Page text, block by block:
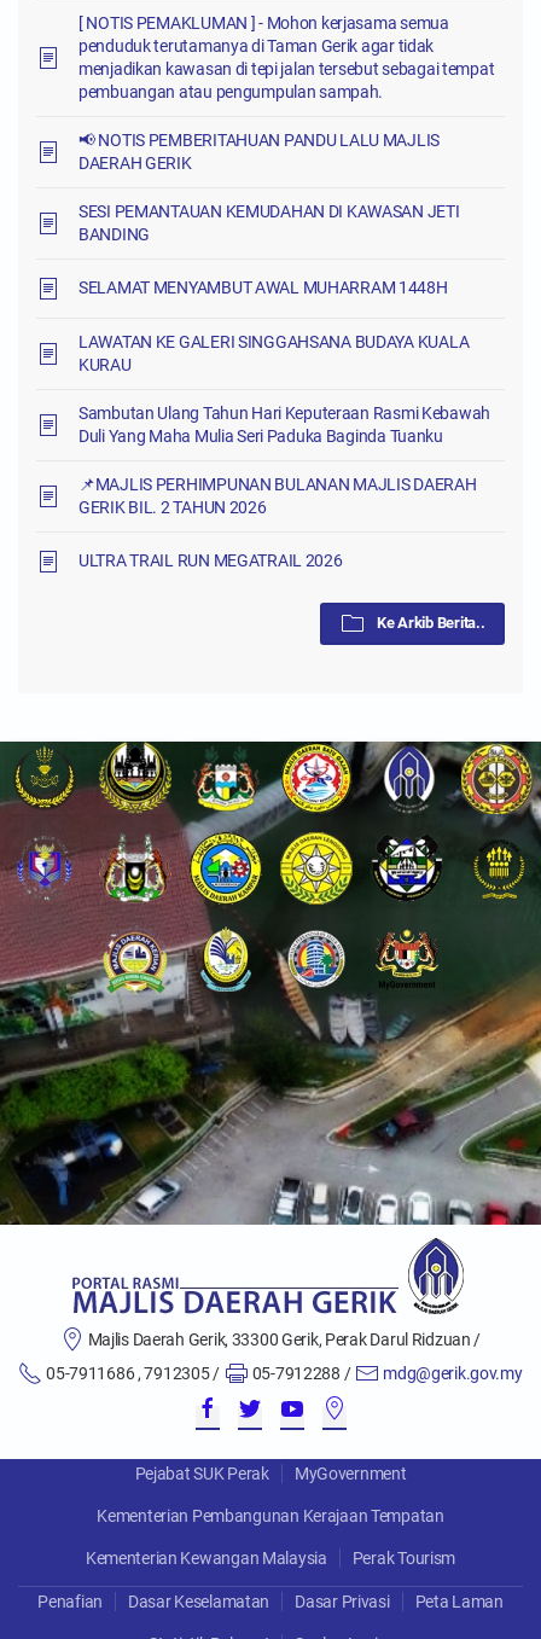
[ NOTIS PEMAKLUMAN ] - Mohon kerjasama semua
penduduk terutamanya di Taman Gerik agar tidak
menjadikan kawasan di tepi jalan tersebut sebagai tempat
pembuangan atau pengumpulan sampah.
📢 NOTIS PEMBERITAHUAN PANDU LALU MAJLIS
DAERAH GERIK
SESI PEMANTAUAN KEMUDAHAN DI KAWASAN JETI
BANDING
SELAMAT MENYAMBUT AWAL MUHARRAM 1448H
LAWATAN KE GALERI SINGGAHSANA BUDAYA KUALA
KURAU
Sambutan Ulang Tahun Hari Keputeraan Rasmi Kebawah
Duli Yang Maha Mulia Seri Paduka Baginda Tuanku
📌MAJLIS PERHIMPUNAN BULANAN MAJLIS DAERAH
GERIK BIL. 2 TAHUN 2026
ULTRA TRAIL RUN MEGATRAIL 2026
Ke Arkib Berita..
Majlis Daerah Gerik, 33300 Gerik, Perak Darul Ridzuan /
05-7911686 , 7912305 /
05-7912288 / mdg@gerik.gov.my
Pejabat SUK Perak MyGovernment
Kementerian Pembangunan Kerajaan Tempatan
Kementerian Kewangan Malaysia Perak Tourism
Penafian Dasar Keselamatan Dasar Privasi Peta Laman